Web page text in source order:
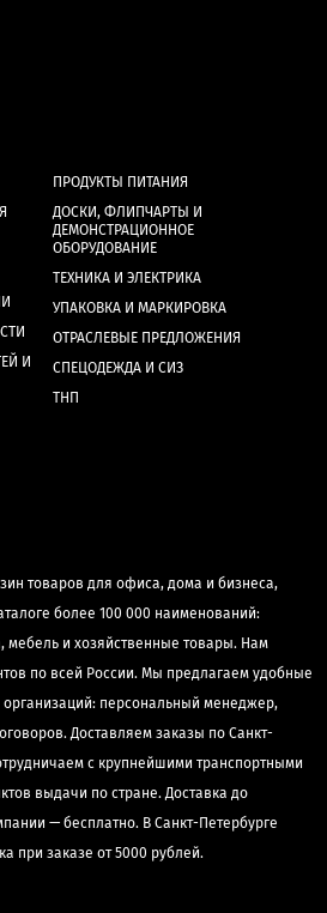
И
ПРОДУКТЫ ПИТАНИЯ
ДОСКИ, ФЛИПЧАРТЫ И
ДЕМОНСТРАЦИОННОЕ
ОБОРУДОВАНИЕ
ТЕХНИКА И ЭЛЕКТРИКА
УПАКОВКА И МАРКИРОВКА
ОТРАСЛЕВЫЕ ПРЕДЛОЖЕНИЯ
СПЕЦОДЕЖДА И СИЗ
ТНП
товаров для офиса, дома и бизнеса,
более 100 000 наименований:
мебель и хозяйственные товары. Нам
по всей России. Мы предлагаем удобные
организаций: персональный менеджер,
Доставляем заказы по Санкт-
с крупнейшими транспортными
выдачи по стране. Доставка до
— бесплатно. В Санкт-Петербурге
при заказе от 5000 рублей.